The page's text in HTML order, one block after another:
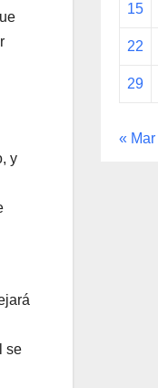
y
se
15
22
29
« Mar